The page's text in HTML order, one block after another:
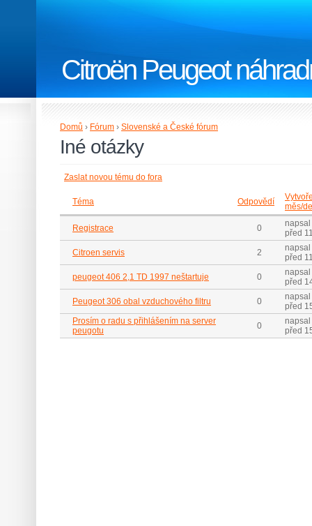
Citroën Peugeot
Domů › Fórum › Slovenské a České fórum
Iné otázky
Zaslat novou tému do fora
Téma Odpovědí
měs/
Registrace 0
napsal
před
Citroen servis
2
napsal
před
peugeot 406 2,1 TD 1997 neštartuje
0
před
Peugeot 306 obal vzduchového filtru
0
napsal
před
Prosím o radu s přihlášením na server
peugotu
0
napsal
před